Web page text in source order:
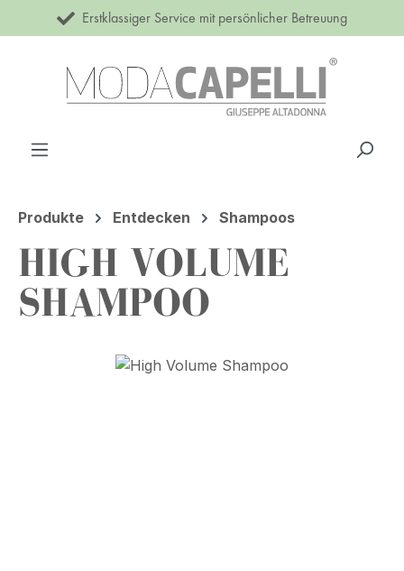
Zum Hauptinhalt springen
Erstklassiger Service mit persönlicher Betreuung
Produkte Entdecken Shampoos
HIGH VOLUME
SHAMPOO
Bildergalerie überspringen